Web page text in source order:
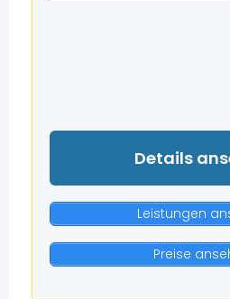
Details
Leistungen
Preise